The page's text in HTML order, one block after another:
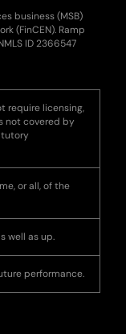
business (MSB)
(FinCEN). Ramp
ID 2366547
require licensing,
not covered by
or all, of the
well as up.
performance.